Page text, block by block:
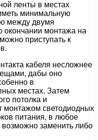
ленты в местах
минимальную
между двумя
окончании монтажа на
приступать к
кабеля несложнее
дабы оно
в
местах. Затем
потолка и
монтажом светодиодных
питания, в любое
заменить либо